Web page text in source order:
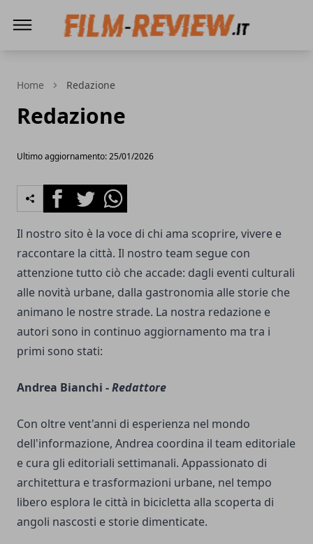
Home Redazione
Redazione
Ultimo aggiornamento: 25/01/2026
FacebookTwitterWhatsapp
Il nostro sito è la voce di chi ama scoprire, vivere e
raccontare la città. Il nostro team segue con
attenzione tutto ciò che accade: dagli eventi culturali
alle novità urbane, dalla gastronomia alle storie che
animano le nostre strade. La nostra redazione e
autori sono in continuo aggiornamento ma tra i
primi sono stati:
Andrea Bianchi -Redattore
Con oltre vent'anni di esperienza nel mondo
dell'informazione, Andrea coordina il team editoriale
e cura gli editoriali settimanali. Appassionato di
architettura e trasformazioni urbane, nel tempo
libero esplora le città in bicicletta alla scoperta di
angoli nascosti e storie dimenticate.